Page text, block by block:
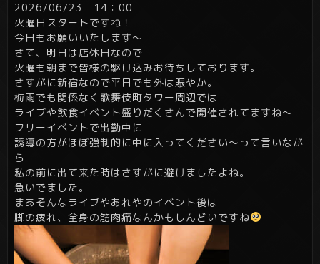
2026/06/23 14：00
火曜日スタートですね！
今日もお願いいたします～
さて、明日は店休日なので
火曜も朝まで皆様の駆け込みお待ちしております。
さすがに新宿なので平日でも外は賑やか。
梅雨でも関係なく歌舞伎町タワー周辺では
ライブや飲食イベント盛りだくさんで開催されてますね～
フリーイベントで出勤中に
誘導の方がほぼ強制的に中に入ってください～って言いなが
ら
私の前に出て来た時はさすがに避けましたよね。
急いでました。
まあそんなライブやあれやのイベント後は
脚の疲れ、全身の筋肉痛なんかもしんどいですね